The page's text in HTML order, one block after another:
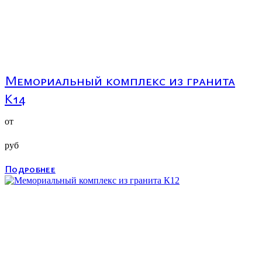
Мемориальный комплекс из гранита
К14
от
руб
Подробнее